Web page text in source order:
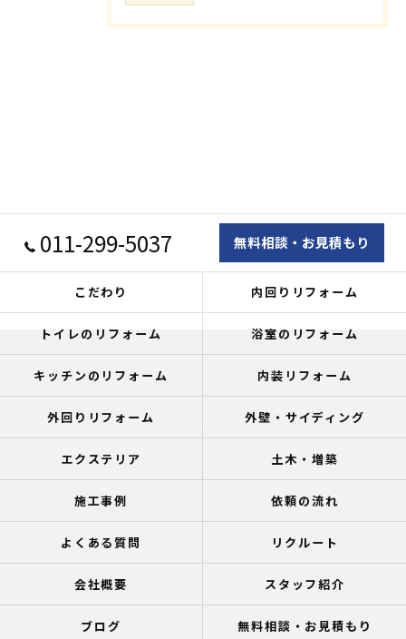
011-299-5037 無料相談・お見積もり
こだわり 内回りリフォーム
トイレのリフォーム 浴室のリフォーム
キッチンのリフォーム 内装リフォーム
外回りリフォーム 外壁・サイディング
エクステリア 土木・増築
施工事例 依頼の流れ
よくある質問 リクルート
会社概要 スタッフ紹介
ブログ 無料相談・お見積もり